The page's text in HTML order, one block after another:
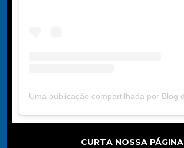
CURTA NOSSA PÁGINA